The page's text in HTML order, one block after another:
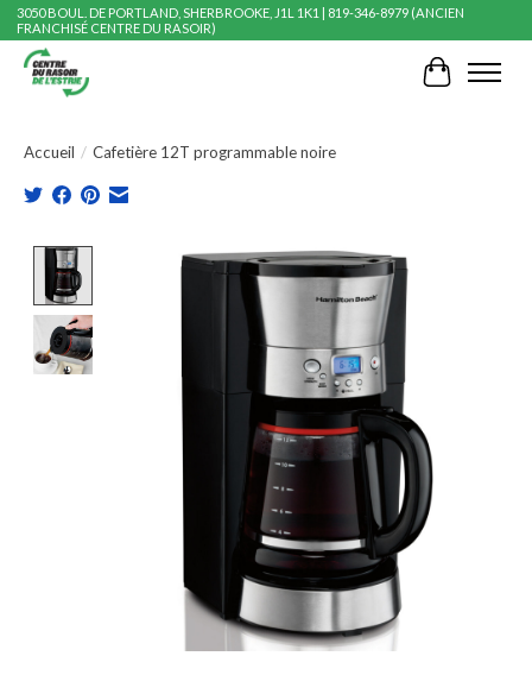
3050 BOUL. DE PORTLAND, SHERBROOKE, J1L 1K1 | 819-346-8979 (ANCIEN
FRANCHISÉ CENTRE DU RASOIR)
Panier
Accueil / Cafetière 12T programmable noire
Product image slideshow Items